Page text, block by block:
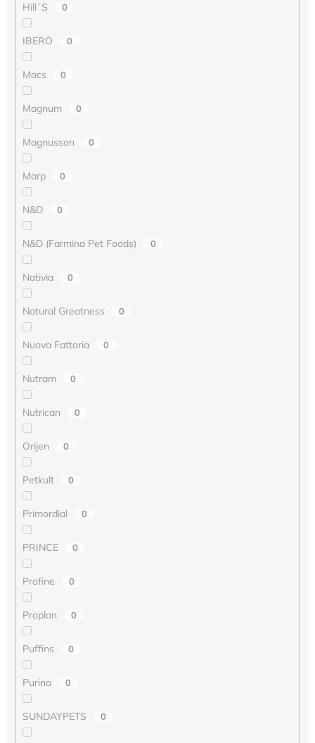
Hill´S 0
IBERO 0
Macs 0
Magnum 0
Magnusson 0
Marp 0
N&D 0
N&D (Farmina Pet Foods) 0
Nativia 0
Natural Greatness 0
Nuova Fattoria 0
Nutram 0
Nutrican 0
Orijen 0
Petkult 0
Primordial 0
PRINCE 0
Profine 0
Proplan 0
Puffins 0
Purina 0
SUNDAYPETS 0